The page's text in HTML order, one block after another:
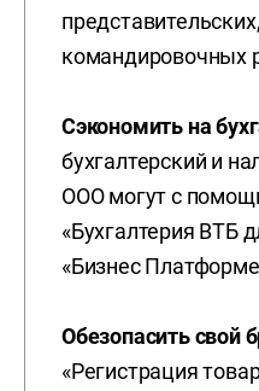
командировочных
Сэкономить на
бухгалтерский и
ООО могут с
«Бухгалтерия ВТБ
«Бизнес
Обезопасить свой
«Регистрация